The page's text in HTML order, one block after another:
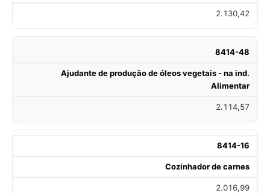
2.130,42
8414-48
Ajudante de produção de óleos vegetais - na ind.
Alimentar
2.114,57
8414-16
Cozinhador de carnes
2.016,99